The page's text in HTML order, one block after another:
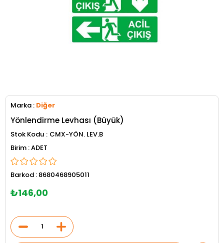
Marka : Diğer
Yönlendirme Levhası (Büyük)
Stok Kodu
CMX-YÖN. LEV.B
ADET
Barkod : 8680468905011
₺146,00